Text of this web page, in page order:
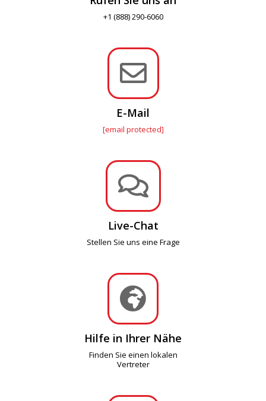
+1 (888) 290-6060

E-Mail
[email protected]

Live-Chat
Stellen Sie uns eine Frage

Hilfe in Ihrer Nähe
Finden Sie einen lokalen
Vertreter